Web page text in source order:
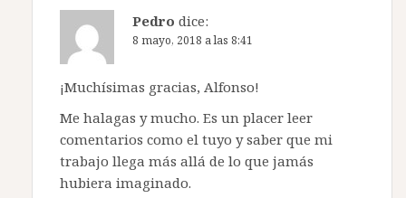
Pedro dice:
8 mayo, 2018 a las 8:41
¡Muchísimas gracias, Alfonso!
Me halagas y mucho. Es un placer leer
comentarios como el tuyo y saber que mi
trabajo llega más allá de lo que jamás
hubiera imaginado.